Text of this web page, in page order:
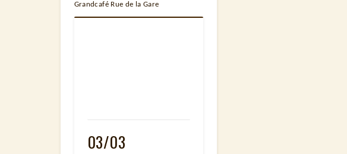
Grandcafé Rue de la Gare
03/03